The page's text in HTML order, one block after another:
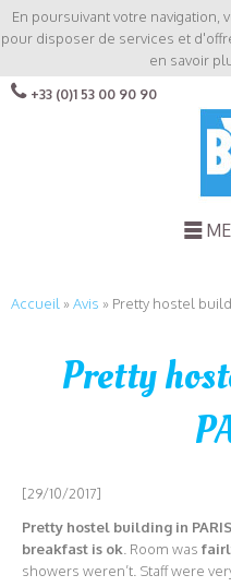
En poursuivant votre
pour disposer de services et
en savoir
+33 (0)1 53 00 90 90
Accueil »Avis » Pretty hostel
Pretty
[29/10/2017]
Pretty hostel building in PARIS
breakfast is ok. Room was
showers weren’t. Staff were